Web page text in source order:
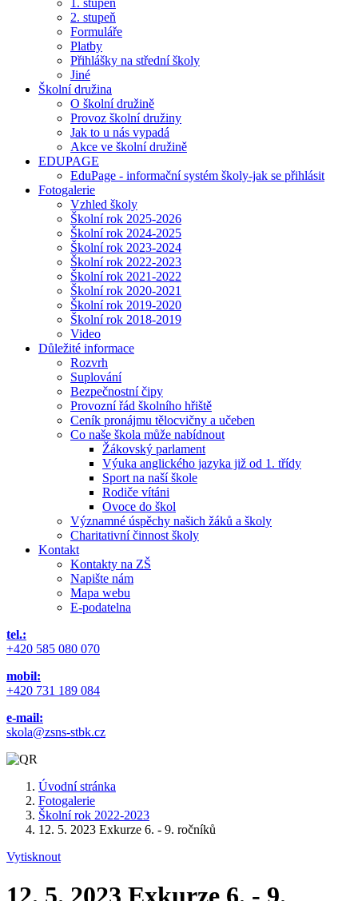
1. stupeň
2. stupeň
Formuláře
Platby
Přihlášky na střední školy
Jiné
Školní družina
O školní družině
Provoz školní družiny
Jak to u nás vypadá
Akce ve školní družině
EDUPAGE
EduPage - informační systém školy-jak se přihlásit
Fotogalerie
Vzhled školy
Školní rok 2025-2026
Školní rok 2024-2025
Školní rok 2023-2024
Školní rok 2022-2023
Školní rok 2021-2022
Školní rok 2020-2021
Školní rok 2019-2020
Školní rok 2018-2019
Video
Důležité informace
Rozvrh
Suplování
Bezpečnostní čipy
Provozní řád školního hřiště
Ceník pronájmu tělocvičny a učeben
Co naše škola může nabídnout
Žákovský parlament
Výuka anglického jazyka již od 1. třídy
Sport na naší škole
Rodiče vítáni
Ovoce do škol
Významné úspěchy našich žáků a školy
Charitativní činnost školy
Kontakt
Kontakty na ZŠ
Napište nám
Mapa webu
E-podatelna
tel.:
+420 585 080 070
mobil:
+420 731 189 084
e-mail:
skola@zsns-stbk.cz
Úvodní stránka
Fotogalerie
Školní rok 2022-2023
12. 5. 2023 Exkurze 6. - 9. ročníků
Vytisknout